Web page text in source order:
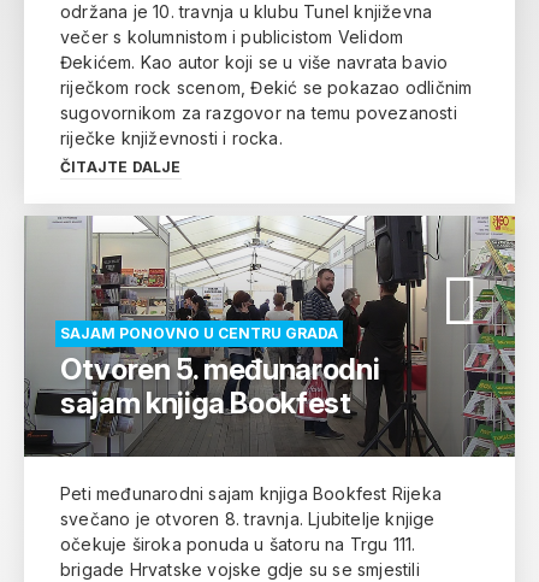
održana je 10. travnja u klubu Tunel književna
večer s kolumnistom i publicistom Velidom
Đekićem. Kao autor koji se u više navrata bavio
riječkom rock scenom, Đekić se pokazao odličnim
sugovornikom za razgovor na temu povezanosti
riječke književnosti i rocka.
ČITAJTE DALJE
SAJAM PONOVNO U CENTRU GRADA
Otvoren 5. međunarodni
sajam knjiga Bookfest
Peti međunarodni sajam knjiga Bookfest Rijeka
svečano je otvoren 8. travnja. Ljubitelje knjige
očekuje široka ponuda u šatoru na Trgu 111.
brigade Hrvatske vojske gdje su se smjestili